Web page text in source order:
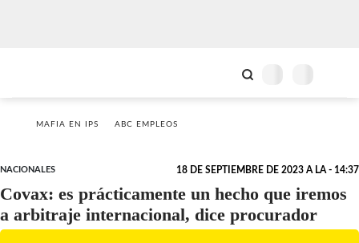
MAFIA EN IPS ABC EMPLEOS
NACIONALES 18 DE SEPTIEMBRE DE 2023 A LA - 14:37
Covax: es prácticamente un hecho que iremos
a arbitraje internacional, dice procurador